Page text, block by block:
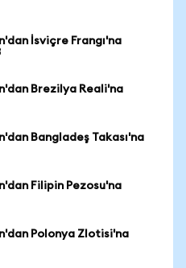
İsviçre Frangı'na
Brezilya Reali'na
Bangladeş Takası'na
Filipin Pezosu'na
Polonya Zlotisi'na